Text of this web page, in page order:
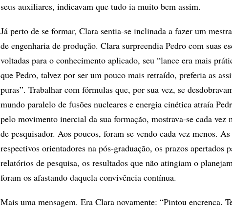
seus auxiliares, indicavam que tudo ia muito bem assim.
Já perto de se formar, Clara sentia-se inclinada a fazer um
de engenharia de produção. Clara surpreendia Pedro com suas
voltadas para o conhecimento aplicado, seu “lance era mais
que Pedro, talvez por ser um pouco mais retraído, preferia as
puras”. Trabalhar com fórmulas que, por sua vez, se
mundo paralelo de fusões nucleares e energia cinética atraía
pelo movimento inercial da sua formação, mostrava-se cada vez
de pesquisador. Aos poucos, foram se vendo cada vez menos.
respectivos orientadores na pós-graduação, os prazos apertados
relatórios de pesquisa, os resultados que não atingiam o
foram os afastando daquela convivência contínua.
Mais uma mensagem. Era Clara novamente: “Pintou encrenca.